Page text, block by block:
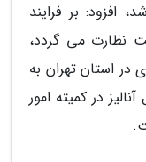
افزود: بر فرایند
نظارت می گردد،
استان تهران به
در کمیته امور